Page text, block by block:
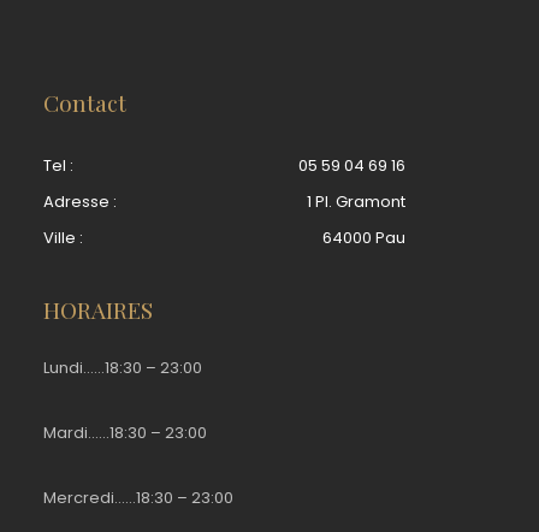
Contact
Tel :
05 59 04 69 16
Adresse :
1 Pl. Gramont
Ville :
64000 Pau
HORAIRES
Lundi……18:30 – 23:00
Mardi……18:30 – 23:00
Mercredi……18:30 – 23:00